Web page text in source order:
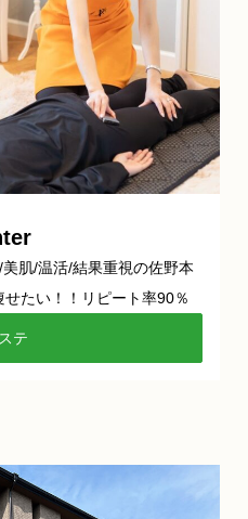
肌/温活/結果重視の佐野本
たい！！リピート率90％
テ